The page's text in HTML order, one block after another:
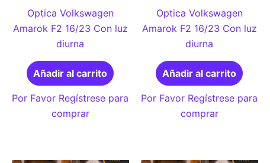
Optica Volkswagen
Amarok F2 16/23 Con luz
diurna
Añadir al carrito
Por Favor Regístrese para
comprar
Optica Volkswagen
Amarok F2 16/23 Con luz
diurna
Añadir al carrito
Por Favor Regístrese para
comprar